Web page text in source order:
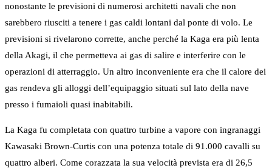
nonostante le previsioni di numerosi architetti navali che non
sarebbero riusciti a tenere i gas caldi lontani dal ponte di volo. Le
previsioni si rivelarono corrette, anche perché la Kaga era più lenta
della Akagi, il che permetteva ai gas di salire e interferire con le
operazioni di atterraggio. Un altro inconveniente era che il calore dei
gas rendeva gli alloggi dell’equipaggio situati sul lato della nave
presso i fumaioli quasi inabitabili.
La Kaga fu completata con quattro turbine a vapore con ingranaggi
Kawasaki Brown-Curtis con una potenza totale di 91.000 cavalli su
quattro alberi. Come corazzata la sua velocità prevista era di 26,5